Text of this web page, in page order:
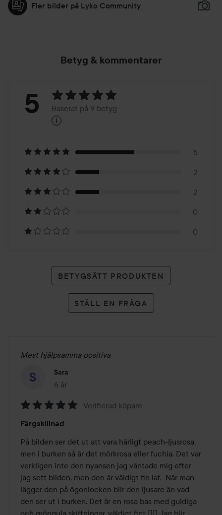
Fler bilder på Lyko Community
Betyg & kommentarer
Betyg:
Baserat
på
9
betyg
5 Baserat på 9 betyg
i
5
2
2
0
0
BETYGSÄTT PRODUKTEN
STÄLL EN FRÅGA
Mest hjälpsamma positiva
Sara
6 år
Inlägget skapades 6 år
5
av
5
Verifierad köpare
Färgskillnad
På bilden ser det ut att vara härligt peach-ljusrosa,
men i burken så är det mörkrosa eller fuchia. Det var
verkligen inte den nyansen jag väntade mig efter
jag sett bilden, men den är väldigt fin iaf.  När man
lägger den på ögonlocken blir den ljusare än vad
den ser ut i burken. Det är en rosa bas med guldiga
och gröngula skiftningar, väldigt fint 👌🏻 Jag blir